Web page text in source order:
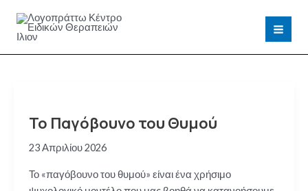
περιεχόμενο
Το Παγόβουνο του Θυμού
23 Απριλίου 2026
Το «παγόβουνο του θυμού» είναι ένα χρήσιμο